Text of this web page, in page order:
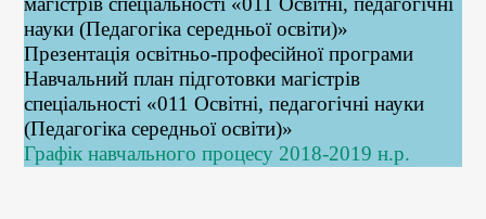
науки (Педагогіка середньої освіти)»
Презентація освітньо-професійної програми
Навчальний план підготовки магістрів
спеціальності «011 Освітні, педагогічні науки
(Педагогіка середньої освіти)»
Графік навчального процесу 2018-2019 н.р.